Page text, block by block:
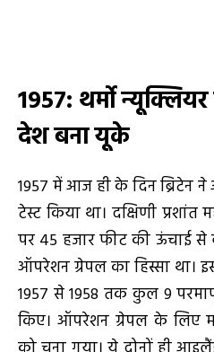
1957: थर्मो
देश बना यूके
1957 में आज ही के दिन ब्रिटेन
टेस्ट किया था। दक्षिणी
पर 45 हजार फीट की ऊंचाई से
ऑपरेशन ग्रेपल का हिस्सा था।
1957 से 1958 तक कुल 9
किए। ऑपरेशन ग्रेपल के लिए